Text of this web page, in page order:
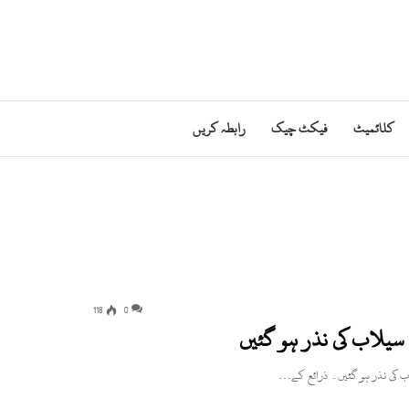
کلائمیٹ فیکٹ چیک رابطہ کریں
0
118
کی نذر ہو گئیں
کی نذر ہو گئیں۔ ذرائع کے…